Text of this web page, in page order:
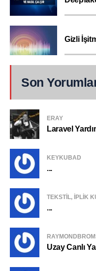
Gizli
Son
ERAY
Laravel
KEYKUBAD
...
TEKSTIL, IPLIK
...
Uzay Canlı